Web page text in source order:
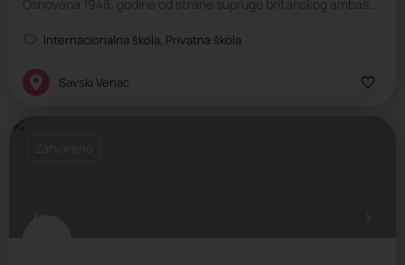
Osnovana 1948. godine od strane supruge britanskog ambasadora, škola je u početku radila sa jednim zaposlenim…
Internacionalna škola, Privatna škola
Savski Venac